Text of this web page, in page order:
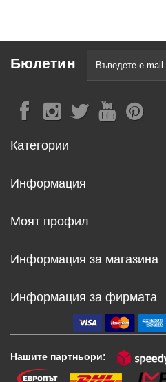
Бюлетин
Категории
Информация
Моят профил
Информация за магазина
Информация за фирмата
Нашите партньори: